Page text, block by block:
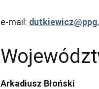
e-mail:
Arkadiusz Błoński